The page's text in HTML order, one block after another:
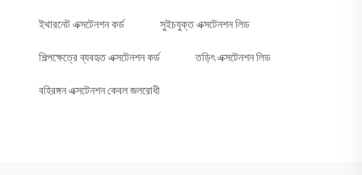
ইথারনেট এক্সটেনশন কর্ড সুইচযুক্ত এক্সটেনশন লিড
শিল্পক্ষেত্রে ব্যবহৃত এক্সটেনশন কর্ড তড়িৎ এক্সটেনশন লিড
বহিরঙ্গন এক্সটেনশন কেবল জলরোধী